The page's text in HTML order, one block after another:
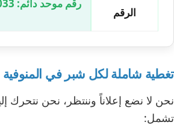
الرقم
رقم موحد دائم: 01090100033
تغطية شاملة لكل شبر في المنوفية
نحن لا نضع إعلاناً وننتظر، نحن نتحرك
تشمل: